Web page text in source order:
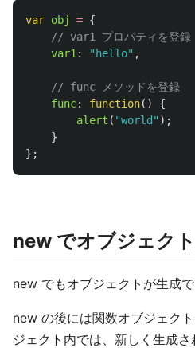
var obj = {
// var1 プロパティを登録
var1 : " hello" ,
// func メソッドを登録
func: function()
{
alert ( "world " );
}
};
new でオブジェク
new でもオブジェクトが生成で
new の後には関数オブジェク
ジェクト内では、新しく生成